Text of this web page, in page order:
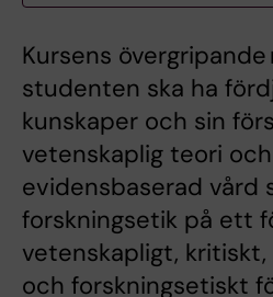
Kursens
studenten ska ha
kunskaper och sin
vetenskaplig teori
evidensbaserad vård
forskningsetik på ett
vetenskapligt,
och forskningsetiskt